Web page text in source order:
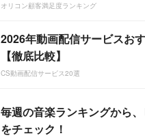
オリコン顧客満足度ランキング
2026年動画配信サービスお
【徹底比較】
CS動画配信サービス20選
毎週の音楽ランキングから
をチェック！